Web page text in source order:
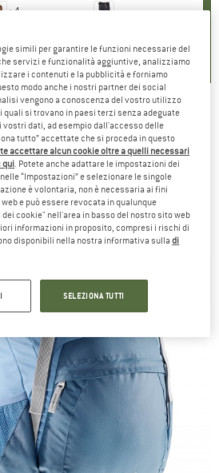
+ 4
20 SL - Zaino da
simili per garantire le funzioni necessarie del
servizi e funzionalità aggiuntive, analizziamo
i contenuti e la pubblicità e forniamo
modo anche i nostri partner dei social
vengono a conoscenza del vostro utilizzo
quali si trovano in paesi terzi senza adeguate
vostri dati, ad esempio dall'accesso delle
tutto” accettate che si proceda in questo
accettare alcun cookie oltre a quelli necessari
qui . Potete anche adattare le impostazioni dei
“Impostazioni” e selezionare le singole
è volontaria, non è necessaria ai fini
e può essere revocata in qualunque
cookie" nell'area in basso del nostro sito web
informazioni in proposito, compresi i rischi di
disponibili nella nostra informativa sulladi
SELEZIONA TUTTI